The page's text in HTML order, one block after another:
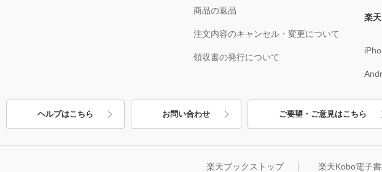
商品の返品
注文内容のキャンセル・変更について
領収書の発行について
楽
ヘルプはこちら お問い合わせ ご要望・ご意見はこちら
楽天ブックストップ 楽天Kobo電子